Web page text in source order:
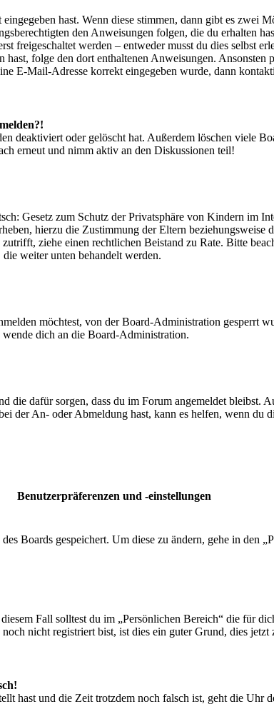
hast. Wenn diese stimmen, dann gibt es zwei
den Anweisungen folgen, die du erhalten
freigeschaltet werden – entweder musst du dies selbst
folge den dort enthaltenen Anweisungen.
E-Mail-Adresse korrekt eingegeben wurde, dann
deaktiviert oder gelöscht hat. Außerdem löschen viele
erneut und nimm aktiv an den Diskussionen teil!
Gesetz zum Schutz der Privatsphäre von Kindern im
hierzu die Zustimmung der Eltern beziehungsweise
ziehe einen rechtlichen Beistand zu Rate. Bitte
weiter unten behandelt werden.
möchtest, von der Board-Administration gesperrt
dich an die Board-Administration.
die dafür sorgen, dass du im Forum angemeldet bleibst.
der An- oder Abmeldung hast, kann es helfen, wenn du
Benutzerpräferenzen und -einstellungen
Boards gespeichert. Um diese zu ändern, gehe in den
Fall solltest du im „Persönlichen Bereich“ die für
nicht registriert bist, ist dies ein guter Grund, dies jetzt
hast und die Zeit trotzdem noch falsch ist, geht die